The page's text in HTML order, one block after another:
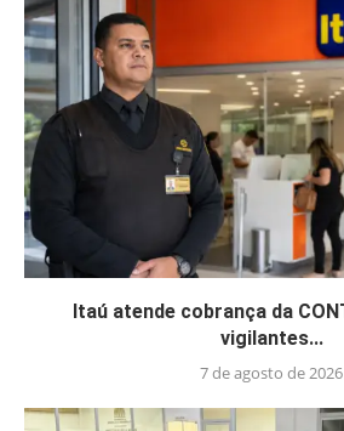
Itaú atende cobrança da
vigilantes...
7 de agosto de 2026